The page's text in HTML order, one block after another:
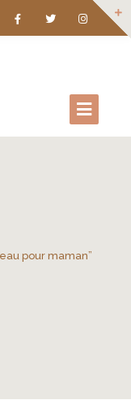
pour maman”